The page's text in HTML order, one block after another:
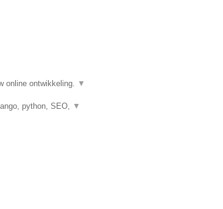
online ontwikkeling. ▼
python, SEO, ▼